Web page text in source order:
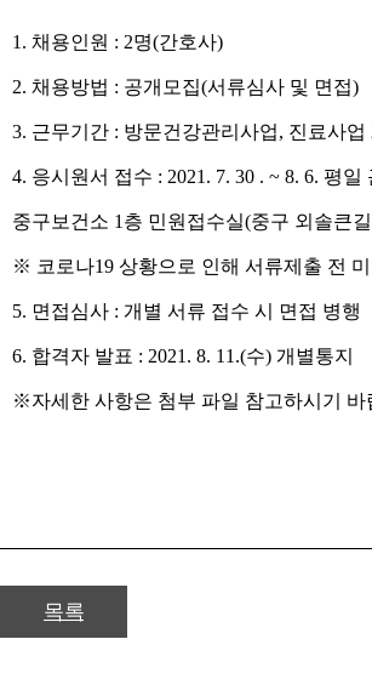
1. 채용인원 : 2명(간호사)
2. 채용방법 : 공개모집(서류심사 및 면접)
3. 근무기간 : 방문건강관리사업, 진료사업
4. 응시원서 접수 : 2021. 7. 30 . ~ 8. 6. 평일
중구보건소 1 층 민원접수실(중구 외솔큰길
※ 코로나19 상황으로 인해 서류제출 전
5. 면접심사 : 개별 서류 접수 시 면접 병행
6. 합격자 발표 : 2021. 8. 11.(수) 개별통지
※자세한 사항은 첨부 파일 참고하시기 바
목록